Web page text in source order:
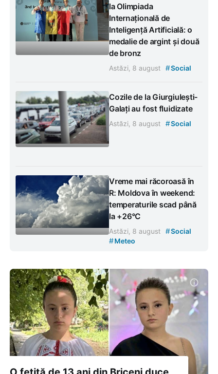
la Olimpiada
Internațională de
Inteligență Artificială: o
medalie de argint și două
de bronz
Astăzi, 8 august #Social
Cozile de la Giurgiulești-
Galați au fost fluidizate
Astăzi, 8 august #Social
Vreme mai răcoroasă în
R: Moldova în weekend:
temperaturile scad până
la +26°C
Astăzi, 8 august #Social
#Meteo